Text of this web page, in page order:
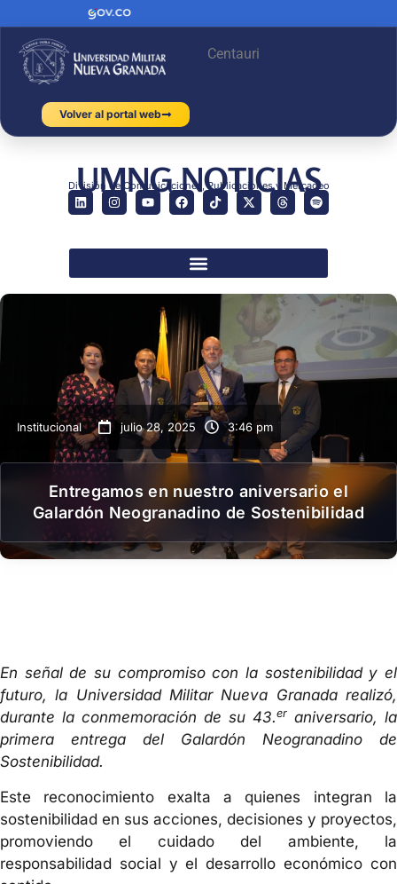
Centauri
Volver al portal web
UMNG NOTICIAS
División de Comunicaciones, Publicaciones y Mercadeo
Institucional julio 28, 2025 3:46 pm
Entregamos en nuestro aniversario el
Galardón Neogranadino de Sostenibilidad
En señal de su compromiso con la sostenibilidad y el
futuro, la Universidad Militar Nueva Granada realizó,
durante la conmemoración de su 43.er aniversario, la
primera entrega del Galardón Neogranadino de
Sostenibilidad.
Este reconocimiento exalta a quienes integran la
sostenibilidad en sus acciones, decisiones y proyectos,
promoviendo el cuidado del ambiente, la
responsabilidad social y el desarrollo económico con